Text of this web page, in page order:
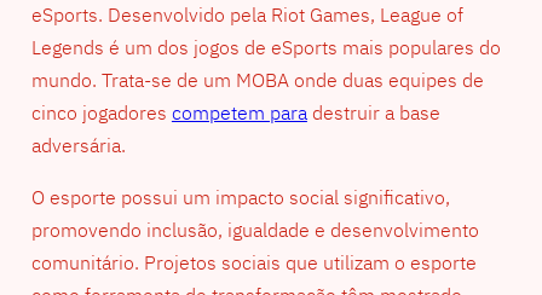
eSports. Desenvolvido pela Riot Games, League of
Legends é um dos jogos de eSports mais populares do
mundo. Trata-se de um MOBA onde duas equipes de
cinco jogadores competem para destruir a base
adversária.
O esporte possui um impacto social significativo,
promovendo inclusão, igualdade e desenvolvimento
comunitário. Projetos sociais que utilizam o esporte